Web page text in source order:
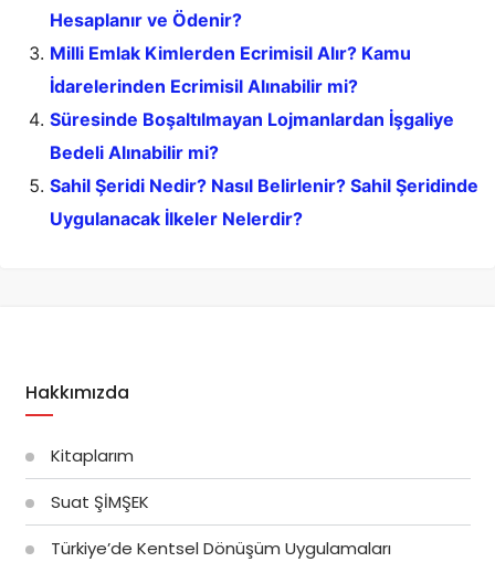
Hesaplanır ve Ödenir?
Milli Emlak Kimlerden Ecrimisil Alır? Kamu
İdarelerinden Ecrimisil Alınabilir mi?
Süresinde Boşaltılmayan Lojmanlardan İşgaliye
Bedeli Alınabilir mi?
Sahil Şeridi Nedir? Nasıl Belirlenir? Sahil Şeridinde
Uygulanacak İlkeler Nelerdir?
Hakkımızda
Kitaplarım
Suat ŞİMŞEK
Türkiye’de Kentsel Dönüşüm Uygulamaları